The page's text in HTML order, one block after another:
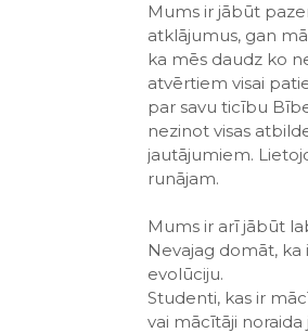
Mums ir jābūt
atklājumus, gan
ka mēs daudz ko
atvērtiem visai
par savu ticību
nezinot visas
jautājumiem.
runājam.
Mums ir arī jābūt
Nevajag domāt, ka
evolūciju.
Studenti, kas ir
vai mācītāji